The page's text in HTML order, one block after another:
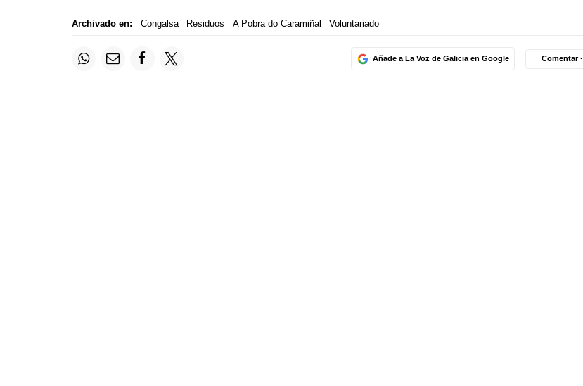
Archivado en: Congalsa Residuos A Pobra do Caramiñal Voluntariado
Añade a La Voz de Galicia en Google Comentar ·